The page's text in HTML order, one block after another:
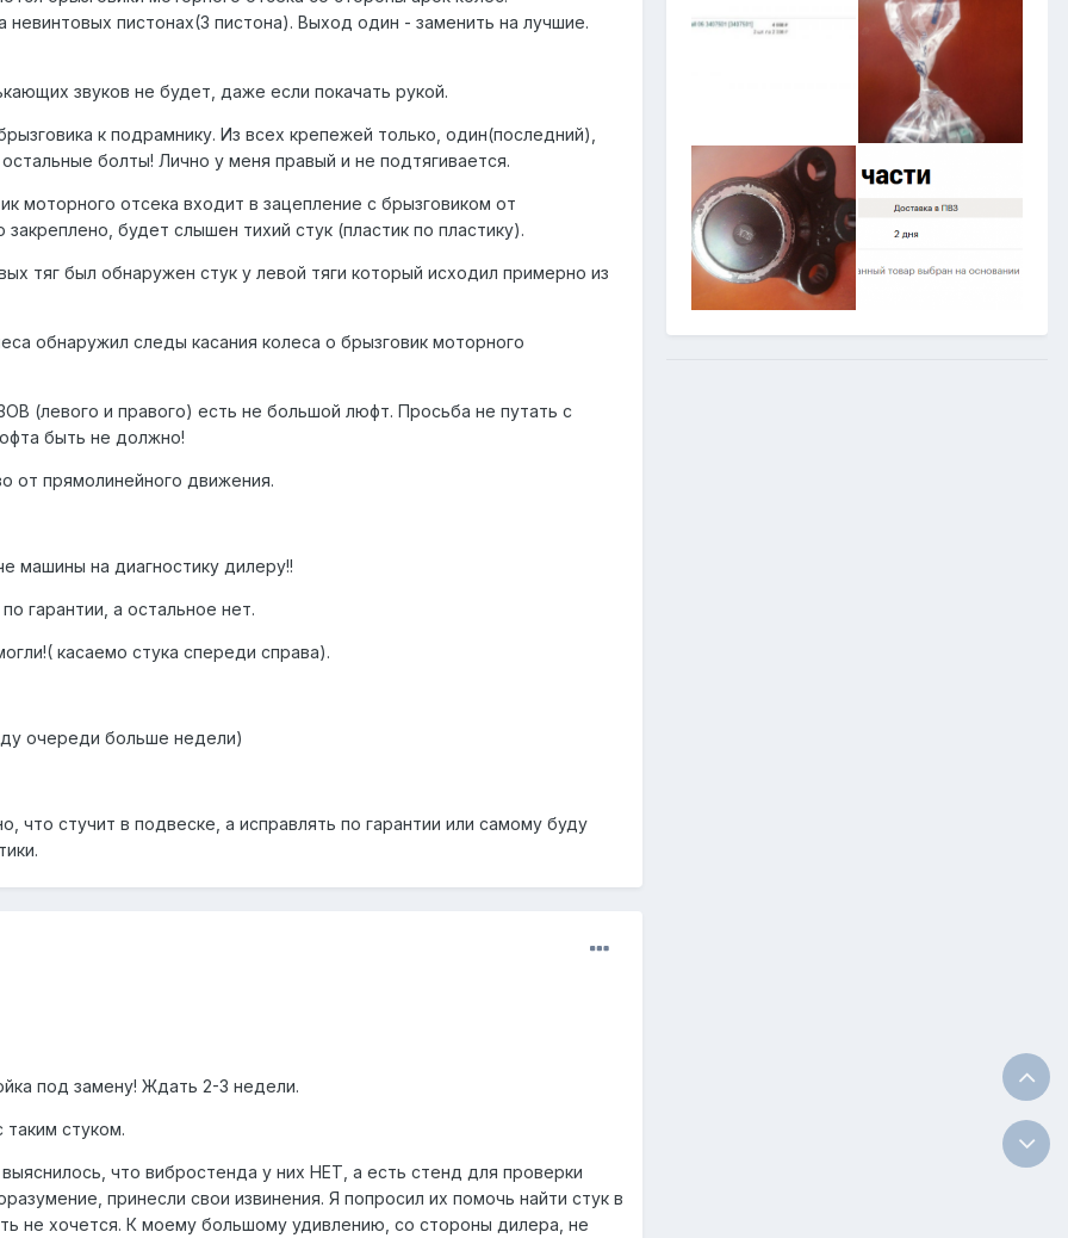
невинтовых пистонах(3 пистона). Выход один - заменить на лучшие.
звуков не будет, даже если покачать рукой.
к подрамнику. Из всех крепежей только, один(последний),
болты! Лично у меня правый и не подтягивается.
моторного отсека входит в зацепление с брызговиком от
будет слышен тихий стук (пластик по пластику).
тяг был обнаружен стук у левой тяги который исходил примерно из
обнаружил следы касания колеса о брызговик моторного
(левого и правого) есть не большой люфт. Просьба не путать с
быть не должно!
от прямолинейного движения.
машины на диагностику дилеру!!
гарантии, а остальное нет.
касаемо стука спереди справа).
очереди больше недели)
что стучит в подвеске, а исправлять по гарантии или самому буду
под замену! Ждать 2-3 недели.
стуком.
что вибростенда у них НЕТ, а есть стенд для проверки
принесли свои извинения. Я попросил их помочь найти стук в
не хочется. К моему большому удивлению, со стороны дилера, не